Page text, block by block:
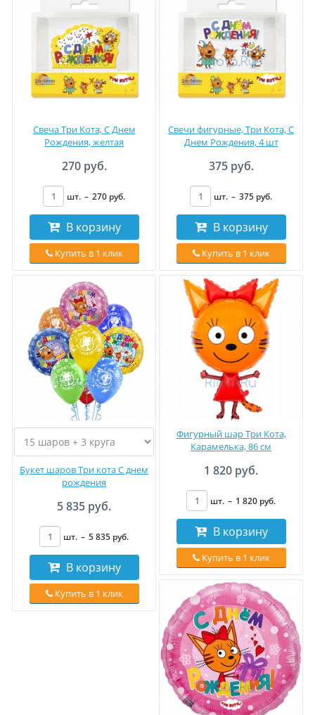
Свеча Три Кота, С Днем
Рождения, желтая
270 руб.
шт. – 270 руб.
В корзину
Купить в 1 клик
Свечи фигурные, Три Кота, С
Днем Рождения, 4 шт
375 руб.
шт. – 375 руб.
В корзину
Купить в 1 клик
Букет шаров Три кота С днем
рождения
5 835 руб.
шт. – 5 835 руб.
В корзину
Купить в 1 клик
Фигурный шар Три Кота,
Карамелька, 86 см
1 820 руб.
шт. – 1 820 руб.
В корзину
Купить в 1 клик